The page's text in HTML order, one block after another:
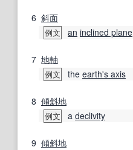
6 斜面
例文 an inclined plane
7 地軸
例文 the earth's axis
8 傾斜地
例文 a declivity
9 傾斜地